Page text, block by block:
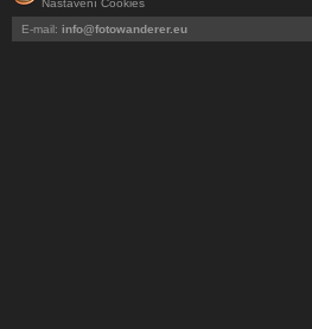
Nastavení Cookies
E-mail: info@fotowanderer.eu